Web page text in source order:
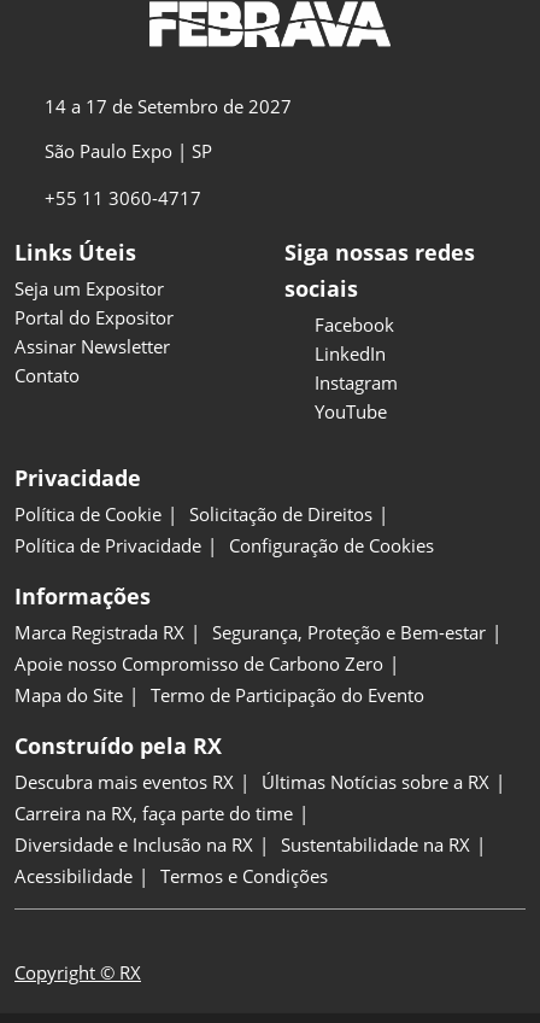
14 a 17 de Setembro de 2027
São Paulo Expo | SP
+55 11 3060-4717
Links Úteis
Seja um Expositor
Portal do Expositor
Assinar Newsletter
Contato
Siga nossas redes
sociais
Facebook
LinkedIn
Instagram
YouTube
Privacidade
Política de Cookie
Solicitação de Direitos
Política de Privacidade
Configuração de Cookies
Informações
Marca Registrada RX
Segurança, Proteção e Bem-estar
Apoie nosso Compromisso de Carbono Zero
Mapa do Site
Termo de Participação do Evento
Construído pela RX
Descubra mais eventos RX
Últimas Notícias sobre a RX
Carreira na RX, faça parte do time
Diversidade e Inclusão na RX
Sustentabilidade na RX
Acessibilidade
Termos e Condições
Copyright © RX